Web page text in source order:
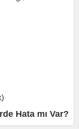
Hata mı Var?